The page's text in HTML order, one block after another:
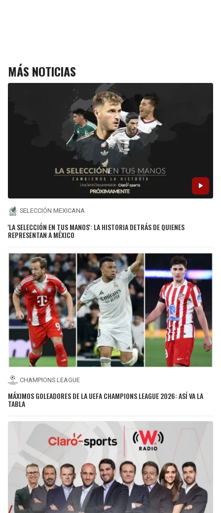
MÁS NOTICIAS
SELECCIÓN MEXICANA
'LA SELECCIÓN EN TUS MANOS': LA HISTORIA DETRÁS DE QUIENES
REPRESENTAN A MÉXICO
CHAMPIONS LEAGUE
MÁXIMOS GOLEADORES DE LA UEFA CHAMPIONS LEAGUE 2026: ASÍ VA LA
TABLA